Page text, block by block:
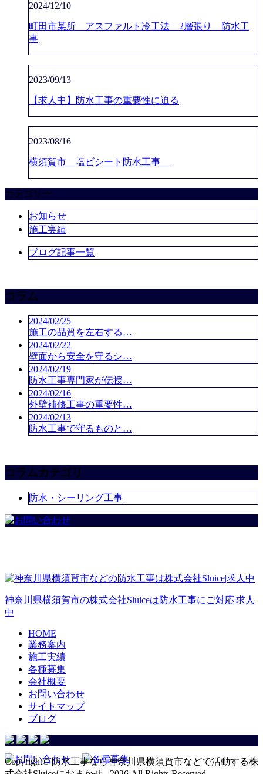
2024/12/10
町田市某所 アスファルト冷工法 2層張り 防水工
事
2023/09/13
【求人中】防水工事の重要性に迫る
2023/08/16
横須賀市 塩ビシート防水工事
カテゴリー
お知らせ
施工実績
ブログ記事一覧
コラム
2024/02/25
施工の品質を左右する…
2024/02/22
壁面から安全を守るシ…
2024/02/19
防水工事専門家が伝授…
2024/02/16
外壁補修工事の重要性…
2024/02/13
防水工事で守るものと…
コラムカテゴリ
防水・シーリング工事
神奈川県横須賀市の株式会社Sluiceは防水工事にご対応|求人
中
HOME
業務案内
施工実績
各種募集
会社概要
お問い合わせ
サイトマップ
ブログ
Copyright© 防水工事なら神奈川県横須賀市などで活動する株